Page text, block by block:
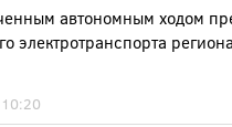
автономным ходом
электротранспорта